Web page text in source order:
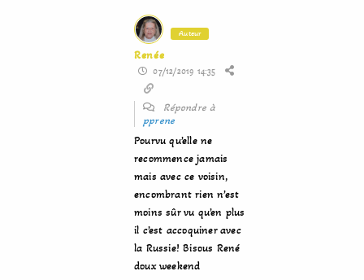
Auteur
Renée
07/12/2019 14:35
Répondre à
pprene
Pourvu qu’elle ne
recommence jamais
mais avec ce voisin,
encombrant rien n’est
moins sûr vu qu’en plus
il c’est accoquiner avec
la Russie! Bisous René
doux weekend